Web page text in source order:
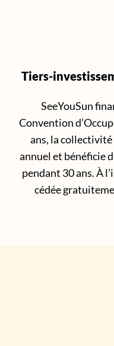
Tiers-
SeeYouSun
Convention
ans, la
annuel et bénéficie
pendant 30 ans. À
cédée